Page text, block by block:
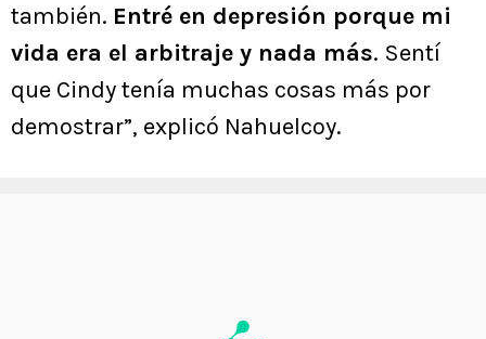
también. Entré en depresión porque mi
vida era el arbitraje y nada más. Sentí
que Cindy tenía muchas cosas más por
demostrar”, explicó Nahuelcoy.